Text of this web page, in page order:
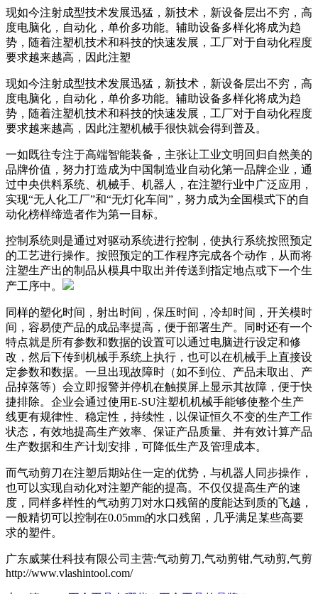
现如今注射成型技术发展迅猛，新技术，新设备层出不穷，高
度电脑化，自动化，单价多功能。辅助设备多样化将成为趋
势，随着注塑机技术和科技的快速发展，工厂对于自动化程度
要求越来越高，因此注塑
现如今注射成型技术发展迅猛，新技术，新设备层出不穷，高
度电脑化，自动化，单价多功能。辅助设备多样化将成为趋
势，随着注塑机技术和科技的快速发展，工厂对于自动化程度
要求越来越高，因此注塑机械手很快就会得到普及。
一如既往专注于高端智能装备，主张让工业文明回归自然美的
品牌价值，努力打造成为中国制造业自动化第一品牌企业，通
过中央供料系统、机械手、机器人，在注塑行业中广泛应用，
实现“无人化工厂”和“无灯化车间”，努力成为全国模式下的自
动化榜样缔造者作为第一目标。
控制系统则是通过对驱动系统进行控制，使执行系统按照预定
的工艺进行操作。按照预定的工作程序完成各个动作，从而将
注塑生产出的制品从模具中取出并传送到指定地点或下一个生
产工序中。
同样的塑化时间，射出时间，保压时间，冷却时间，开关模时
间，容易使产品的成品率提高，便于部署生产。同时还有一个
特点就是所有参数和数据的设置可以通过电脑进行设定和修
改，然后下传到机械手系统上执行，也可以在机械手上直接设
定参数和数据。一旦出现故障时（如不到位、产品未取出、产
品掉落等）会立即报警并停机在触摸屏上显示其故障，便于快
捷排除。企业会通过使用E-SU注塑机机械手能够使整个生产
线更有规律性、稳定性，持续性，以保证恒久不变的生产工作
状态，有效地提高生产效率、保证产品质量、并有效计算产品
生产数据和生产计划安排，可降低生产及管理成本。
而气动剪刀在注塑后期站住一定的优势，与机器人同步操作，
也可以实现自动化对注塑产能的提高。不仅仅提高生产的速
度，同样多样性的气动剪刀对水口残留的度能达到质的飞越，
一般精切可以控制在0.05mm的水口残留，几乎满足某些高要
求的塑件。
广东威莱仕科技有限公司主营:气动剪刀,气动剪钳,气动剪,气剪
http://www.vlashintool.com/